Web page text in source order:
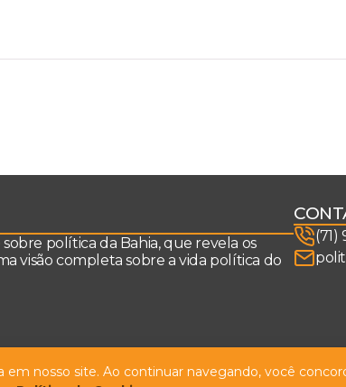
política da Bahia, que revela os
visão completa sobre a vida política do
(71)
em nosso site. Ao continuar navegando, você